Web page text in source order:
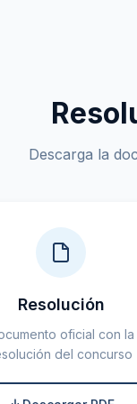
Descarga la
Resolución
oficial con la
del concurso